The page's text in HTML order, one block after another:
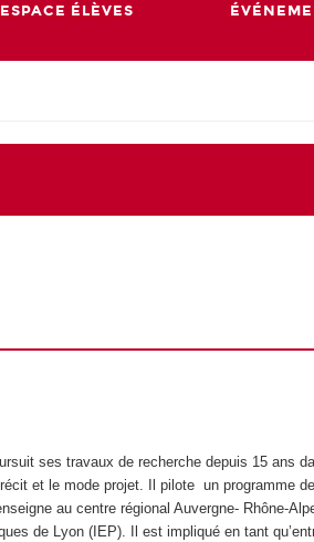
ESPACE ÉLÈVES
ses travaux de recherche depuis 15 ans
et le mode projet. Il pilote un programme
au centre régional Auvergne- Rhône-
de Lyon (IEP). Il est impliqué en tant